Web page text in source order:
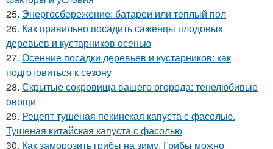
25. Энергосбережение: батареи или теплый пол
26. Как правильно посадить саженцы плодовых
деревьев и кустарников осенью
27. Осенние посадки деревьев и кустарников: как
подготовиться к сезону
28. Скрытые сокровища вашего огорода: тенелюбивые
овощи
29. Рецепт тушеная пекинская капуста с фасолью.
Тушеная китайская капуста с фасолью
30. Как заморозить грибы на зиму. Грибы можно